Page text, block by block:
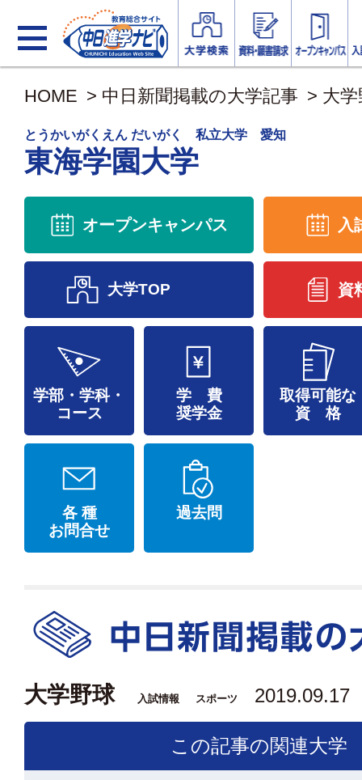
HOME > 中日新聞掲載の大学記事 > 大
とうかいがくえん だいがく 私立大学 愛知
東海学園大学
オープンキャンパス 入
資
大学TOP
学部・学科・
コース
学 費
奨学金
取得可能な
資 格
各 種
お問合せ
過去問
大学野球 入試情報 スポーツ 2019.09.17
この記事の関連大学